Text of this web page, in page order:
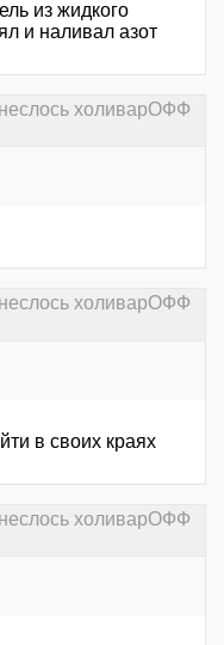
из жидкого
и наливал азот
холиварОФФ
холиварОФФ
в своих краях
холиварОФФ